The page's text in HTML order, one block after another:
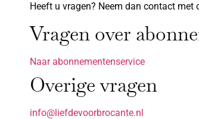
Heeft u vragen? Neem dan contact
Vragen over
Naar abonnementenservice
Overige vragen
info@liefdevoorbrocante.nl